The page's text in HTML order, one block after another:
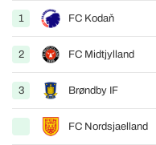
1 FC Kodaň
2 FC Midtjylland
3 Brøndby IF
FC Nordsjaelland